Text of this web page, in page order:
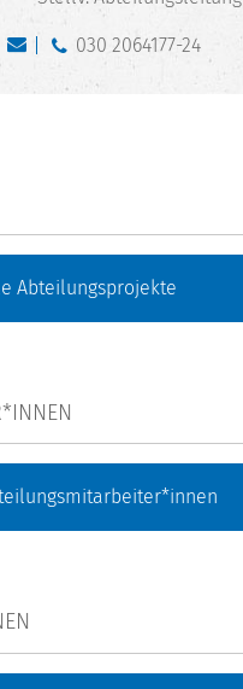
030 2064177-24
Abteilungsprojekte